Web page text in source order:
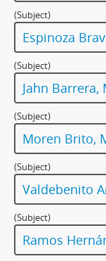
(Subject)
Espinoza
(Subject)
Jahn Barrera,
(Subject)
Moren Brito,
(Subject)
Valdebenito
(Subject)
Ramos